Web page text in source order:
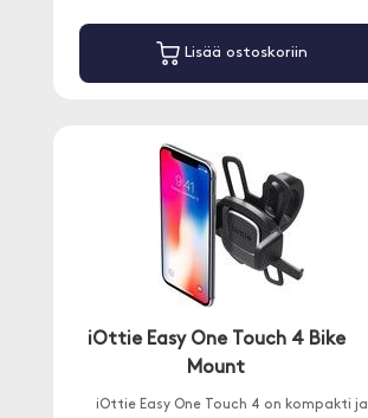
Lisää ostoskoriin
iOttie Easy One Touch 4 Bike
Mount
iOttie Easy One Touch 4 on kompakti ja